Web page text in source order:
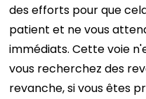
des efforts pour que
patient et ne vous
immédiats. Cette voie
vous recherchez des
revanche, si vous êtes